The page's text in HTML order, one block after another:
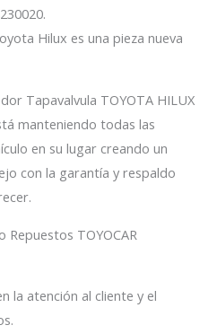
Hilux es una pieza nueva
Tapavalvula TOYOTA HILUX
manteniendo todas las
en su lugar creando un
con la garantía y respaldo
TOYOCAR
la atención al cliente y el